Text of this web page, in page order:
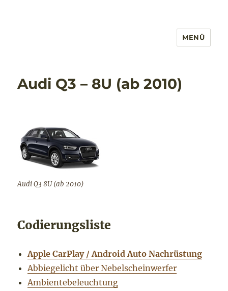
MENÜ
Audi Q3 – 8U (ab 2010)
Audi Q3 8U (ab 2010)
Codierungsliste
Apple CarPlay / Android Auto Nachrüstung
Abbiegelicht über Nebelscheinwerfer
Ambientebeleuchtung